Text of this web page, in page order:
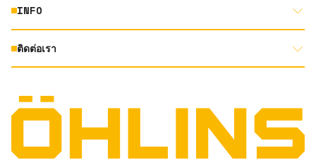
AUTOMOTIVE
ABOUT US
RACING
TERMS AND CONDITIONS
PRIVACY STATEMENT
INFO
DOCUMENT LIBRARY
TECHNOLOGY
ORIGINAL EQUIPMENT
ติดต่อเรา
INSTAGRAM
FACEBOOK